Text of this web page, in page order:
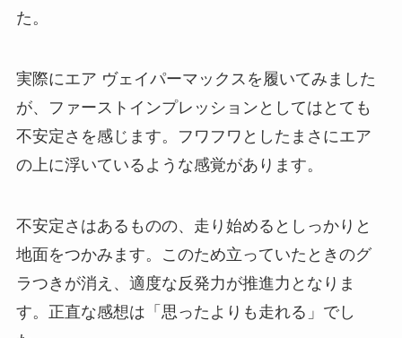
た。
実際にエア ヴェイパーマックスを履いてみました
が、ファーストインプレッションとしてはとても
不安定さを感じます。フワフワとしたまさにエア
の上に浮いているような感覚があります。
不安定さはあるものの、走り始めるとしっかりと
地面をつかみます。このため立っていたときのグ
ラつきが消え、適度な反発力が推進力となりま
す。正直な感想は「思ったよりも走れる」でし